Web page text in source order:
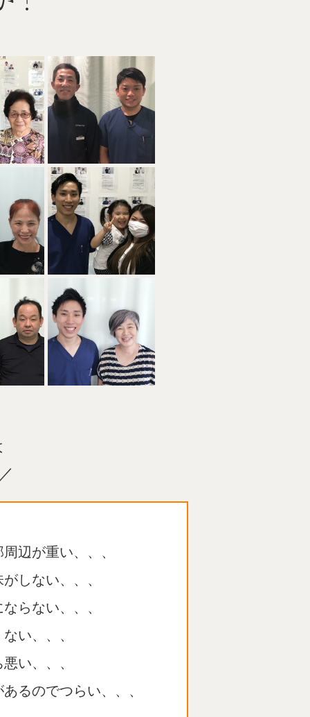
辺が重い、、、
しない、、、
らない、、、
い、、、
い、、、
るのでつらい、、、